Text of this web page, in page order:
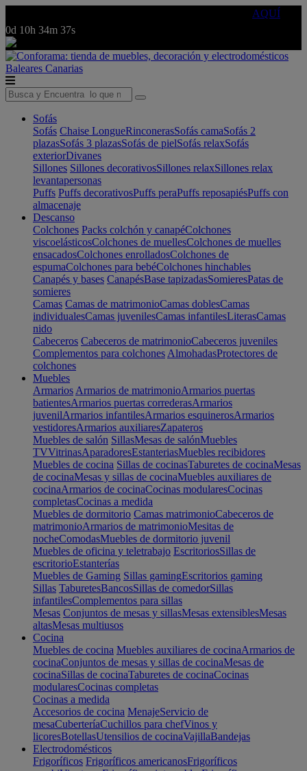
AQUÍ
0d 10h 34m 37s
Baleares Canarias
Sofás
Sofás Chaise LongueRinconerasSofás camaSofás 2
plazasSofás 3 plazasSofás de pielSofás relaxSofás
exteriorDivanes
Sillones Sillones decorativosSillones relaxSillones relax
levantapersonas
Puffs Puffs decorativosPuffs peraPuffs reposapiésPuffs con
almacenaje
Descanso
Colchones Packs colchón y canapéColchones
viscoelásticosColchones de muellesColchones de muelles
ensacadosColchones enrolladosColchones de
espumaColchones para bebéColchones hinchables
Canapés y bases CanapésBase tapizadasSomieresPatas de
somieres
Camas Camas de matrimonioCamas doblesCamas
individualesCamas juvenilesCamas infantilesLiterasCamas
nido
Cabeceros Cabeceros de matrimonioCabeceros juveniles
Complementos para colchones AlmohadasProtectores de
colchones
Muebles
Armarios Armarios de matrimonioArmarios puertas
batientesArmarios puertas correderasArmarios
juvenilArmarios infantilesArmarios esquinerosArmarios
vestidoresArmarios auxiliaresZapateros
Muebles de salón SillasMesas de salónMuebles
TVVitrinasAparadoresEstanteriasMuebles recibidores
Muebles de cocina Sillas de cocinasTaburetes de cocinaMesas
de cocinaMesas y sillas de cocinaMuebles auxiliares de
cocinaArmarios de cocinaCocinas modularesCocinas
completasCocinas a medida
Muebles de dormitorio Camas matrimonioCabeceros de
matrimonioArmarios de matrimonioMesitas de
nocheComodasMuebles de dormitorio juvenil
Muebles de oficina y teletrabajo EscritoriosSillas de
escritorioEstanterías
Muebles de Gaming Sillas gamingEscritorios gaming
Sillas TaburetesBancosSillas de comedorSillas
infantilesComplementos para sillas
Mesas Conjuntos de mesas y sillasMesas extensiblesMesas
altasMesas multiusos
Cocina
Muebles de cocina Muebles auxiliares de cocinaArmarios de
cocinaConjuntos de mesas y sillas de cocinaMesas de
cocinaSillas de cocinaTaburetes de cocinaCocinas
modularesCocinas completas
Cocinas a medida
Accesorios de cocina MenajeServicio de
mesaCuberteríaCuchillos para chefVinos y
licoresBotellasUtensilios de cocinaVajillaBandejas
Electrodomésticos
Frigoríficos Frigoríficos americanosFrigoríficos